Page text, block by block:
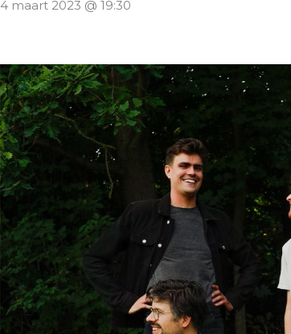
4 maart 2023 @ 19:30